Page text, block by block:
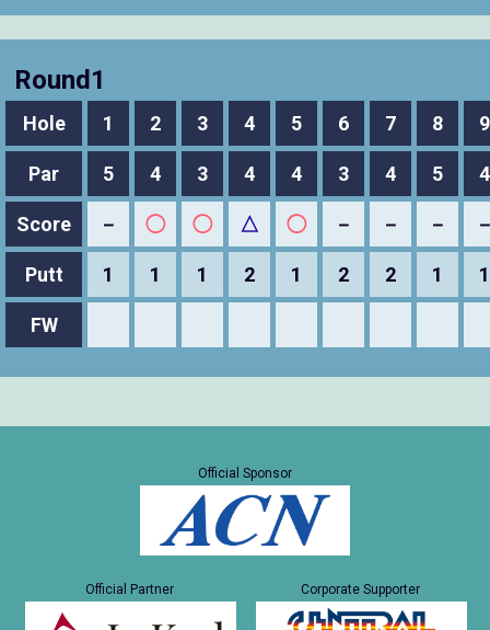
Round1
Hole 1 2 3 4 5 6 7 8 9
Par 5 4 3 4 4 3 4 5 4
Score － ◯ ◯ △ ◯ － － －
Putt 1 1 1 2 1 2 2 1 1
FW
Official Sponsor
Official Partner Corporate Supporter